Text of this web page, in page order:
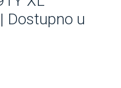
Dostupno u